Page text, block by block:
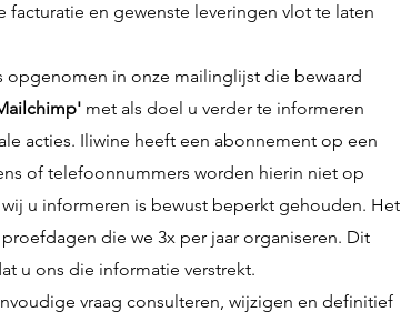
facturatie en gewenste leveringen vlot te laten
opgenomen in onze mailinglijst die bewaard
met als doel u verder te informeren
acties. Iliwine heeft een abonnement op een
of telefoonnummers worden hierin niet op
u informeren is bewust beperkt gehouden. Het
die we 3x per jaar organiseren. Dit
u ons die informatie verstrekt.
vraag consulteren, wijzigen en definitief